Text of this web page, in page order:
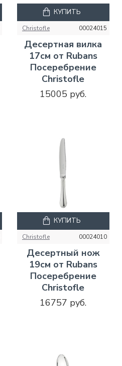
Christofle 00024015
Десертная вилка
17см от Rubans
Посеребрение
Christofle
15005 руб.
КУПИТЬ
Christofle 00024010
Десертный нож
19см от Rubans
Посеребрение
Christofle
16757 руб.
КУПИТЬ